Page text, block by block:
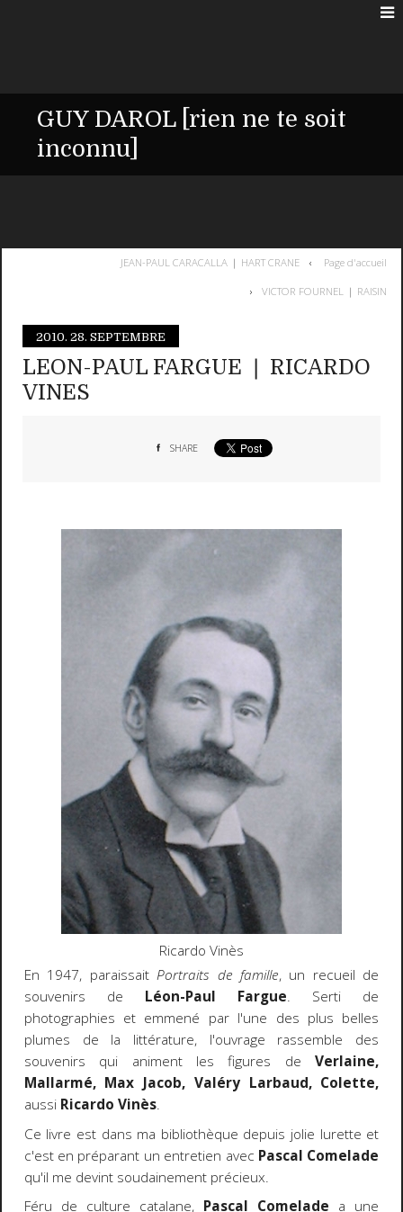
GUY DAROL [rien ne te soit
inconnu]
JEAN-PAUL CARACALLA ❘ HART CRANE Page d'accueil
VICTOR FOURNEL ❘ RAISIN
2010. 28. SEPTEMBRE
LEON-PAUL FARGUE ❘ RICARDO
VINES
SHARE
Ricardo Vinès
En 1947, paraissaitPortraits de famille, un recueil de
souvenirs de Léon-Paul Fargue. Serti de
photographies et emmené par l'une des plus belles
plumes de la littérature, l'ouvrage rassemble des
souvenirs qui animent les figures deVerlaine,
Mallarmé, Max Jacob, Valéry Larbaud, Colette,
aussi Ricardo Vinès.
Ce livre est dans ma bibliothèque depuis jolie lurette et
c'est en préparant un entretien avec Pascal Comelade
qu'il me devint soudainement précieux.
Féru de culture catalane, Pascal Comelade a une